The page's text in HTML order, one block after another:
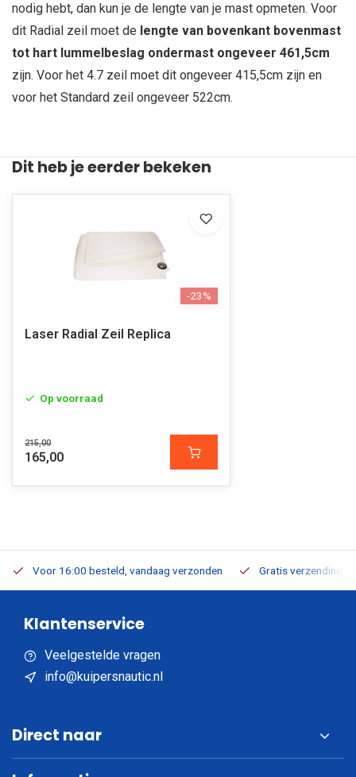
nodig hebt, dan kun je de lengte van je mast opmeten. Voor
dit Radial zeil moet de lengte van bovenkant bovenmast
tot hart lummelbeslag ondermast ongeveer 461,5cm
zijn. Voor het 4.7 zeil moet dit ongeveer 415,5cm zijn en
voor het Standard zeil ongeveer 522cm.
Dit heb je eerder bekeken
-23%
Laser Radial Zeil Replica
Op voorraad
215,00
165,00
Voor 16:00 besteld, vandaag verzonden Gratis verzending
Klantenservice
Veelgestelde vragen
info@kuipersnautic.nl
Direct naar